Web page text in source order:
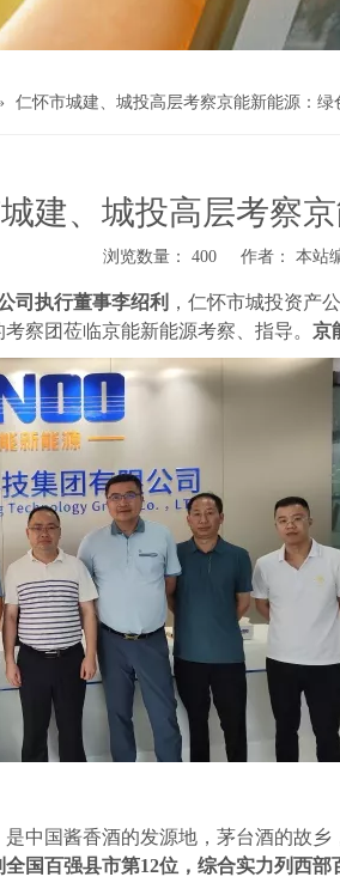
仁怀市城建、城投高层考察京能新能源：
建、城投高层考察
浏览数量： 400作者： 本站
司执行董事李绍利 ，仁怀市城投资产
察团莅临京能新能源考察、指导。 京
中国酱香酒的发源地，茅台酒的故乡
全国百强县市第12位，综合实力列西部